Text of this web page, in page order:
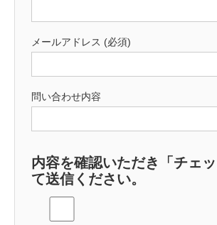
メールアドレス (必須)
問い合わせ内容
内容を確認いただき「チェ
て送信ください。